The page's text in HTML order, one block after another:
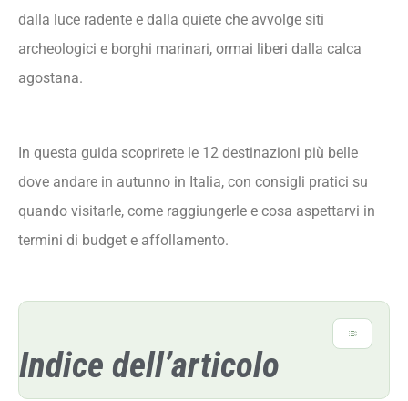
dalla luce radente e dalla quiete che avvolge siti
archeologici e borghi marinari, ormai liberi dalla calca
agostana.
In questa guida scoprirete le 12 destinazioni più belle
dove andare in autunno in Italia, con consigli pratici su
quando visitarle, come raggiungerle e cosa aspettarvi in
termini di budget e affollamento.
Indice dell’articolo